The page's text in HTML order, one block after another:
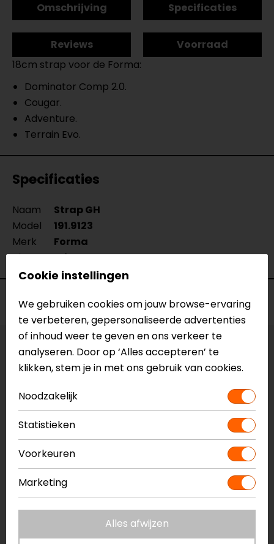
Omschrijving Specificaties
Reviews
Voorraad
18cm strap voor de Forma:
Dominator Comp 2.0.
Cougar.
Adventure.
Terrain Evo.
Specificaties
Naam
Strap GH
Model
191.9123
Merk
Forma
Kleur
Wit
Voorraad
Maat:S
Niet op voorraad
Vestiging Breda
Niet op voorraad
Vestiging Capelle a/d IJssel
Niet op voorraad
Vestiging Eindhoven
Niet op voorraad
Cookie instellingen
We gebruiken cookies om jouw browse-ervaring
te verbeteren, gepersonaliseerde advertenties
of inhoud weer te geven en ons verkeer te
analyseren. Door op ‘Alles accepteren’ te
klikken, stem je in met ons gebruik van cookies.
Noodzakelijk
Statistieken
Voorkeuren
Marketing
Alles afwijzen